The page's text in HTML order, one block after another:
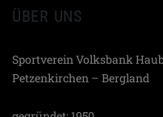
ÜBER UNS
Sportverein Volksbank
Petzenkirchen – Bergland